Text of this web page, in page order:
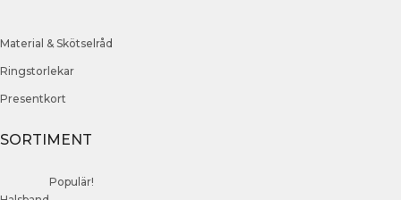
Material & Skötselråd
Ringstorlekar
Presentkort
SORTIMENT
Populär!